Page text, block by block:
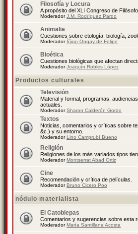
Filosofía y Locura
A propósito del XLI Congreso de
ModeradorJ.M. Rodríguez Pardo
Animalia
Cuestiones sobre etología, biología,
Moderador Íñigo Ongay de Felipe
Bioética
Cuestiones biológicas que afectan
ModeradorJoaquín Robles López
Productos culturales
Televisión
Material y formal, programas,
actuales.
ModeradorSharon Calderón Gordo
Textos
Noticias, comentarios y críticas sobre
&c.) y su entorno.
ModeradorLino Camprubí Bueno
Religión
Religiones de los más variados tipos
ModeradorMontserrat Abad Ortiz
Cine
Recomendación y crítica de películas.
ModeradorBruno Cicero Poo
nódulo materialista
El Catoblepas
Comentarios y sugerencias sobre esta
ModeradorMaría Santillana Acosta